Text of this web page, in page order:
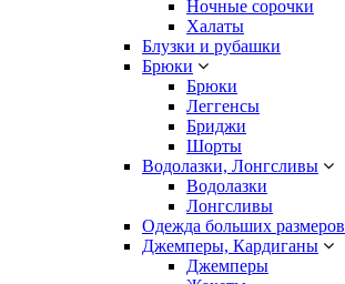
Ночные сорочки
Халаты
Блузки и рубашки
Брюки
Брюки
Леггенсы
Бриджи
Шорты
Водолазки, Лонгсливы
Водолазки
Лонгсливы
Одежда больших размеров
Джемперы, Кардиганы
Джемперы